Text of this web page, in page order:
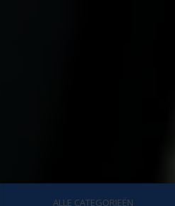
ALLE CATEGORIEËN